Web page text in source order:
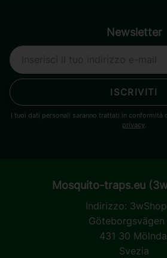
Newsletter
ISCRIVITI
I tuoi dati personali saranno trattati in conformità
privacy.
Mosquito-traps.eu
Indirizzo:
Göteborgsvägen
431 30
Svezia